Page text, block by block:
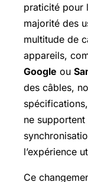
praticité pour
majorité des
multitude de
appareils,
Google ou
des câbles,
ne
l’expérience
Ce